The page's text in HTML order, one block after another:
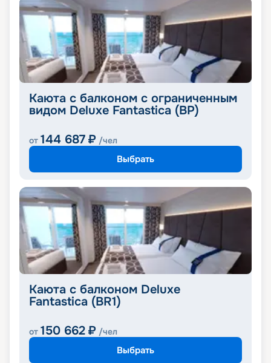
Каюта с балконом с ограниченным
видом Deluxe Fantastica (BP)
от 144 687 ₽ /чел
Выбрать
Каюта с балконом Deluxe
Fantastica (BR1)
от 150 662 ₽ /чел
Выбрать